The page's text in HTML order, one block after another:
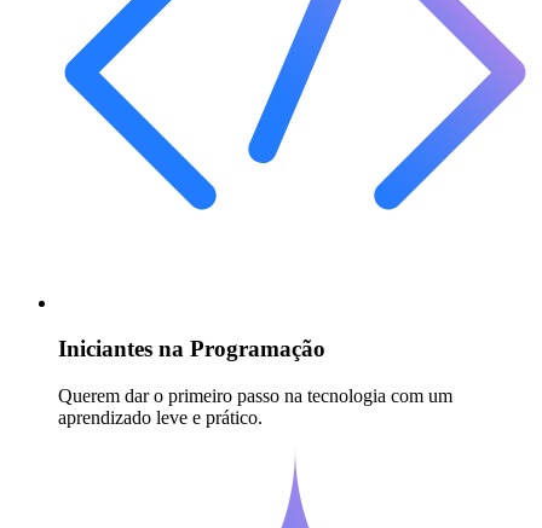
Iniciantes na Programação
Querem dar o primeiro passo na tecnologia com um
aprendizado leve e prático.